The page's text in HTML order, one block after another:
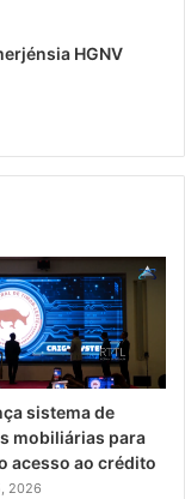
HGNV
sistema de
mobiliárias para
acesso ao crédito
2026